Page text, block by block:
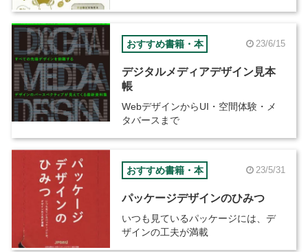
おすすめ書籍・本 23/6/15
デジタルメディアデザイン見本
帳
WebデザインからUI・空間体験・メ
タバースまで
おすすめ書籍・本 23/5/31
パッケージデザインのひみつ
いつも見ているパッケージには、デ
ザインの工夫が満載